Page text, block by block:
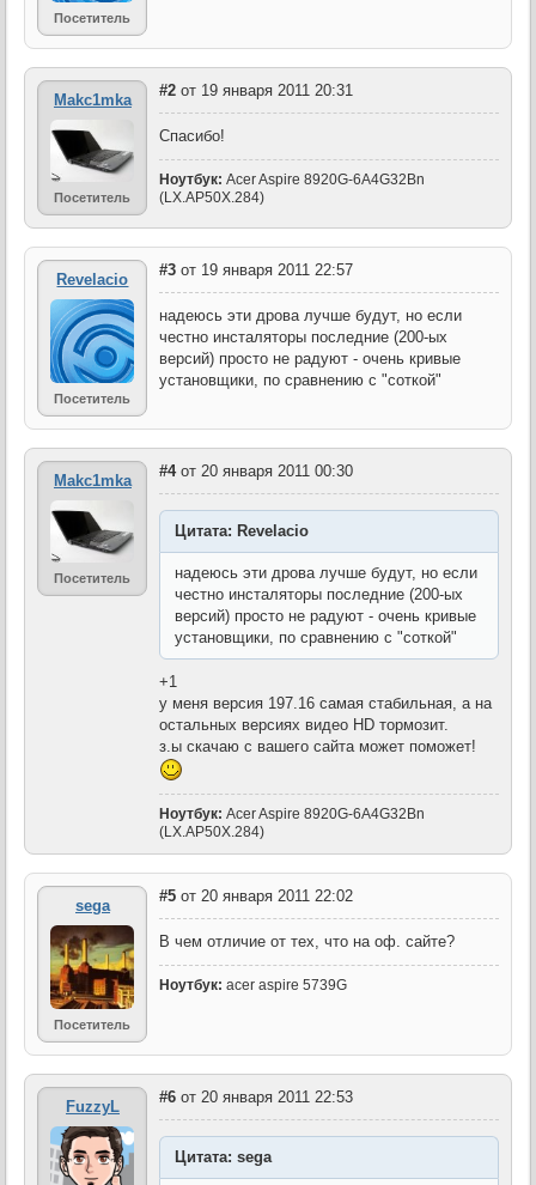
Посетитель
Makc1mka
Посетитель
#2 от 19 января 2011 20:31
Спасибо!
Ноутбук: Acer Aspire 8920G-6A4G32Bn
(LX.AP50X.284)
Revelacio
Посетитель
#3 от 19 января 2011 22:57
надеюсь эти дрова лучше будут, но если
честно инсталяторы последние (200-ых
версий) просто не радуют - очень кривые
установщики, по сравнению с "соткой"
Makc1mka
Посетитель
#4от 20 января 2011 00:30
Цитата: Revelacio
надеюсь эти дрова лучше будут, но если
честно инсталяторы последние (200-ых
версий) просто не радуют - очень кривые
установщики, по сравнению с "соткой"
+1
у меня версия 197.16 самая стабильная, а на
остальных версиях видео HD тормозит.
з.ы скачаю с вашего сайта может поможет!
Ноутбук: Acer Aspire 8920G-6A4G32Bn
(LX.AP50X.284)
sega
Посетитель
#5 от 20 января 2011 22:02
В чем отличие от тех, что на оф. сайте?
Ноутбук: acer aspire 5739G
FuzzyL
#6 от 20 января 2011 22:53
Цитата: sega